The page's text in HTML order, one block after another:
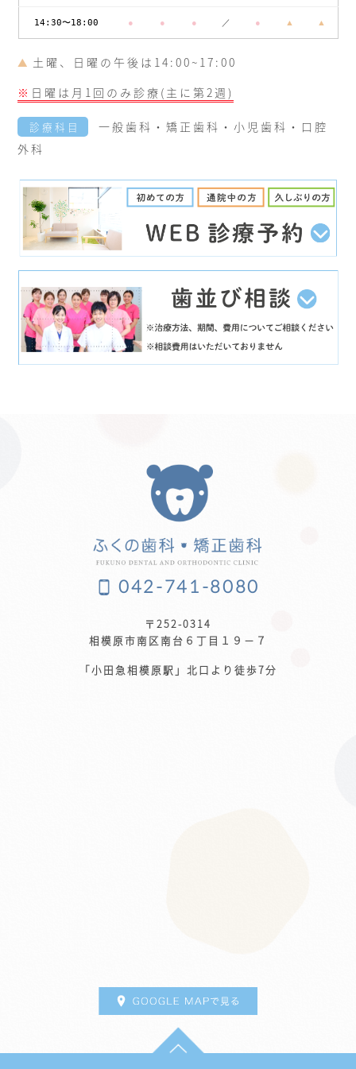
14:30〜18:00 ● ● ● ／ ● ▲ ▲
▲ 土曜、日曜の午後は14:00~17:00
※ 日曜は月1回のみ診療(主に第2週)
診療科目
一般歯科・矯正歯科・小児歯科・口腔
外科
042-741-8080
〒252-0314
相模原市南区南台６丁目１９−７
「小田急相模原駅」北口より徒歩7分